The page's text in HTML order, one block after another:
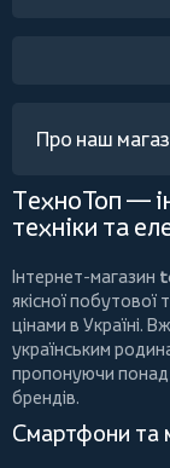
Про наш
ТехноТоп —
техніки та
Інтернет-магазин
якісної побутової
цінами в Україні.
українським
пропонуючи понад
брендів.
Смартфони та